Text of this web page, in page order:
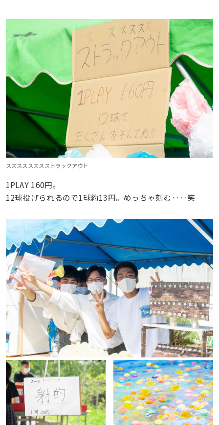
スススススススストラックアウト
1PLAY 160円。
12球投げられるので1球約13円。めっちゃ刻む‥‥笑